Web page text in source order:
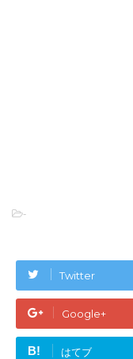
-
Twitter
Google+
B! はてブ